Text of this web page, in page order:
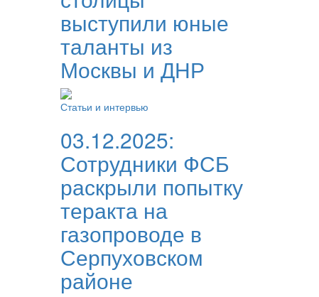
выступили юные
таланты из
Москвы и ДНР
Статьи и интервью
03.12.2025:
Сотрудники ФСБ
раскрыли попытку
теракта на
газопроводе в
Серпуховском
районе